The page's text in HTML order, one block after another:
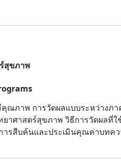
สุขภาพ
ภาพ การวัดผลแบบระหว่างภา
าศาสตร์สุขภาพ วิธีการวัดผลที่
รสืบค้นและประเมินคุณค่าบทค